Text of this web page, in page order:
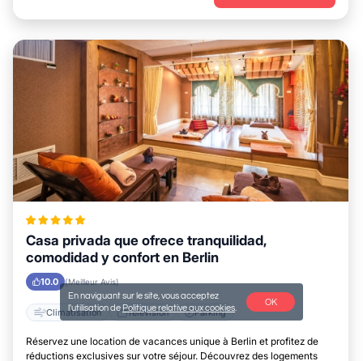
Casa privada que ofrece tranquilidad,
comodidad y confort en Berlin
10.0 (Meilleur Avis)
Climatisation Télévision Parking
Réservez une location de vacances unique à Berlin et profitez de
réductions exclusives sur votre séjour. Découvrez des logements
En naviguant sur le site, vous acceptez
l'utilisation de Politique relative aux cookies
OK